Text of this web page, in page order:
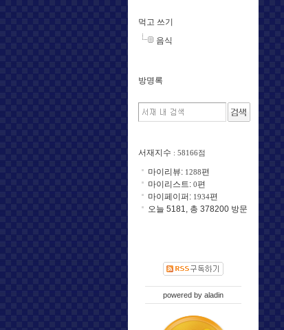
먹고 쓰기
음식
방명록
서재지수 : 58166점
마이리뷰: 1288편
마이리스트: 0편
마이페이퍼: 1934편
오늘 5181, 총 378200 방문
powered by aladin